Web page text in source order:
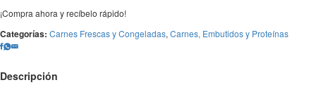
¡Compra ahora y recíbelo rápido!
Categorías: Carnes Frescas y Congeladas, Carnes, Embutidos y Proteínas
Descripción